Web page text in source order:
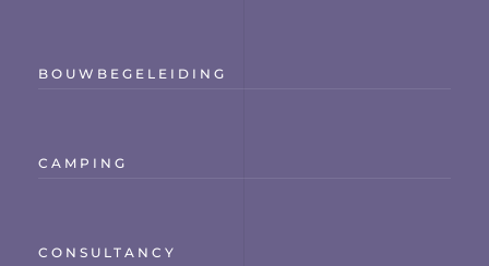
BOUWBEGELEIDING
CAMPING
CONSULTANCY